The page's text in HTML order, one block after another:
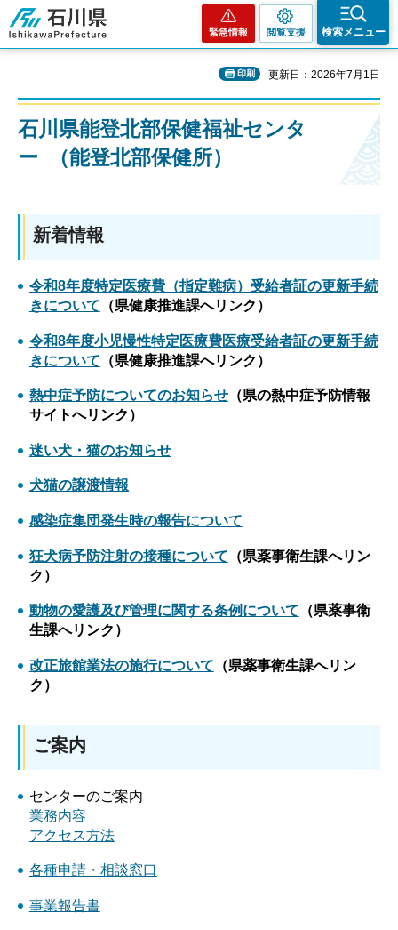
石川県
緊急情報 閲覧支援 検索メニュー
印刷 更新日：2026年7月1日
石川県能登北部保健福祉センタ
ー （能登北部保健所）
新着情報
令和8年度特定医療費（指定難病）受給者証の更新手続
きについて （県健康推進課へリンク）
令和8年度小児慢性特定医療費医療受給者証の更新手続
きについて （県健康推進課へリンク）
熱中症予防についてのお知らせ（県の熱中症予防情報
サイトへリンク）
迷い犬・猫のお知らせ
犬猫の譲渡情報
感染症集団発生時の報告について
狂犬病予防注射の接種について （県薬事衛生課へリン
ク）
動物の愛護及び管理に関する条例について （県薬事衛
生課へリンク）
改正旅館業法の施行について （県薬事衛生課へリン
ク）
ご案内
センターのご案内
業務内容
アクセス方法
各種申請・相談窓口
事業報告書